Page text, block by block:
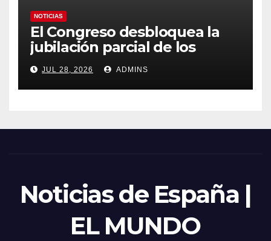
NOTICIAS
El Congreso desbloquea la
jubilación parcial de los
trabajadores laborales del
sector público
JUL 28, 2026 ADMINS
Noticias de España |
EL MUNDO